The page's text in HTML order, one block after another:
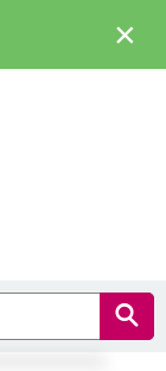
×